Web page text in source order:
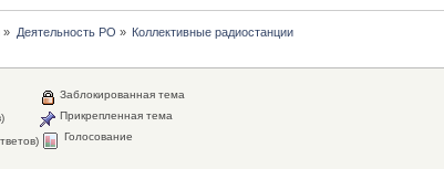
» Деятельность РО » Коллективные радиостанции
Заблокированная тема
Прикрепленная тема
Голосование